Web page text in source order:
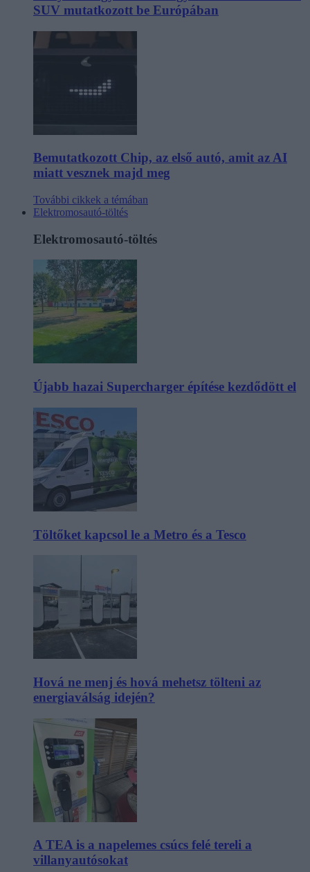
SUV mutatkozott be Európában
Bemutatkozott Chip, az első autó, amit az AI
miatt vesznek majd meg
További cikkek a témában
Elektromosautó-töltés
Elektromosautó-töltés
Újabb hazai Supercharger építése kezdődött el
Töltőket kapcsol le a Metro és a Tesco
Hová ne menj és hová mehetsz tölteni az
energiaválság idején?
A TEA is a napelemes csúcs felé tereli a
villanyautósokat